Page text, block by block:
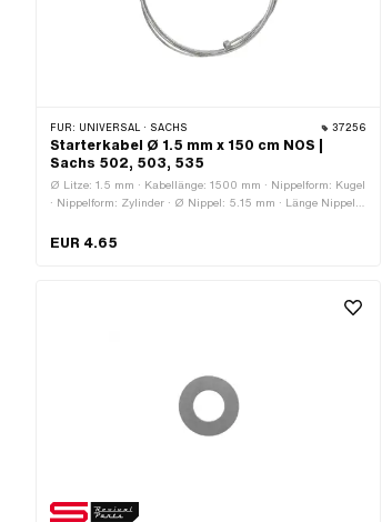
FÜR: UNIVERSAL · SACHS 37256
Starterkabel Ø 1.5 mm x 150 cm NOS |
Sachs 502, 503, 535
Ø Litze: 1.5 mm · Kabellänge: 1500 mm · Nippelform: Kugel
· Nippelform: Zylinder · Ø Nippel: 5.15 mm · Länge Nippel:
Oberfläche: verzinkt (blau) · Anwendungsbereich: Standard
EUR 4.65